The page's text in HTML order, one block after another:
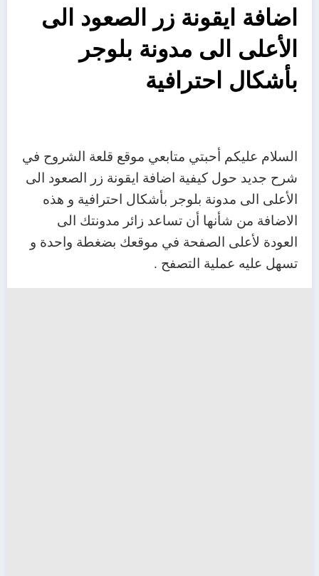
اضافة ايقونة زر الصعود الى
الأعلى الى مدونة بلوجر
بأشكال احترافية
السلام عليكم أحبتي متابعي موقع قلعة الشروح في
شرح جديد حول كيفية اضافة ايقونة زر الصعود الى
الأعلى الى مدونة بلوجر بأشكال احترافية و هذه
الاضافة من شأنها أن تساعد زائر مدونتك الى
العودة لأعلى الصفحة في موقعك بضغطة واحدة و
تسهل عليه عملية التصفح .